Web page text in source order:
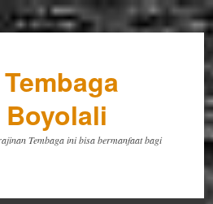
Tembaga ini bisa bermanfaat bagi